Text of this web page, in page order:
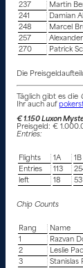
237
Martin
241
Damian
248
Marcel
257
270
Patrick
Die
Täglich gibt es die
Ihr auch auf
€ 1.150 Luxon
Preisgeld: €
Entries:
Flights 1A 1B
Entries
113
left
18 53
Chip Counts
Rang Name
1
Razvan
2
Leslie
3
Stanislas